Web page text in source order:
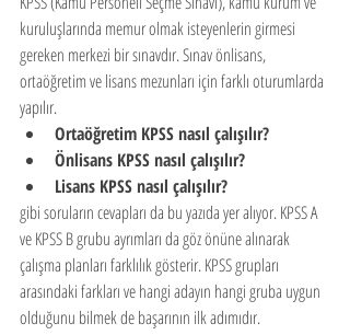
kuruluşlarında memur olmak isteyenlerin girmesi
gereken merkezi bir sınavdır. Sınav önlisans,
ortaöğretim ve lisans mezunları için farklı oturumlarda
yapılır.
Ortaöğretim KPSS nasıl çalışılır?
Önlisans KPSS nasıl çalışılır?
Lisans KPSS nasıl çalışılır?
gibi soruların cevapları da bu yazıda yer alıyor. KPSS A
ve KPSS B grubu ayrımları da göz önüne alınarak
çalışma planları farklılık gösterir. KPSS grupları
arasındaki farkları ve hangi adayın hangi gruba uygun
olduğunu bilmek de başarının ilk adımıdır.